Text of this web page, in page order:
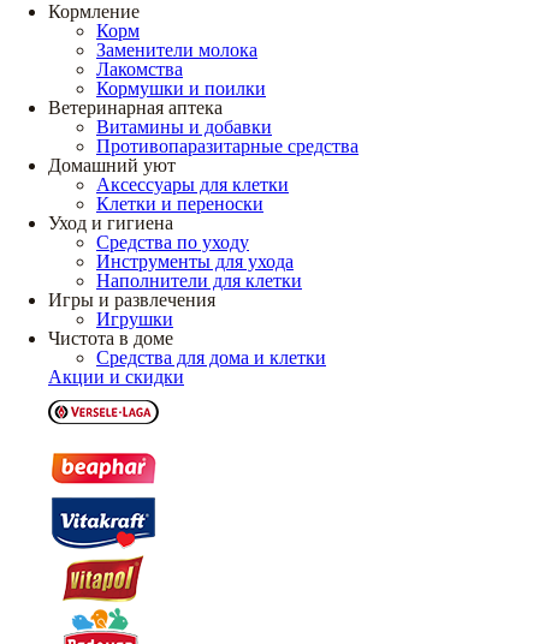
Кормление
Корм
Заменители молока
Лакомства
Кормушки и поилки
Ветеринарная аптека
Витамины и добавки
Противопаразитарные средства
Домашний уют
Аксессуары для клетки
Клетки и переноски
Уход и гигиена
Средства по уходу
Инструменты для ухода
Наполнители для клетки
Игры и развлечения
Игрушки
Чистота в доме
Средства для дома и клетки
Акции и скидки